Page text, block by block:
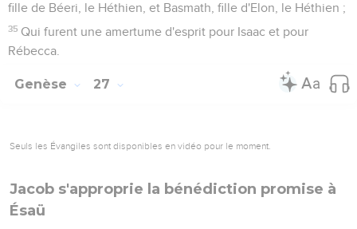
fille de Béeri, le Héthien, et Basmath, fille d'Elon, le Héthien ;
35 Qui furent une amertume d'esprit pour Isaac et pour
Rébecca.
Genèse 27
Seuls les Évangiles sont disponibles en vidéo pour le moment.
Jacob s'approprie la bénédiction promise à
Ésaü